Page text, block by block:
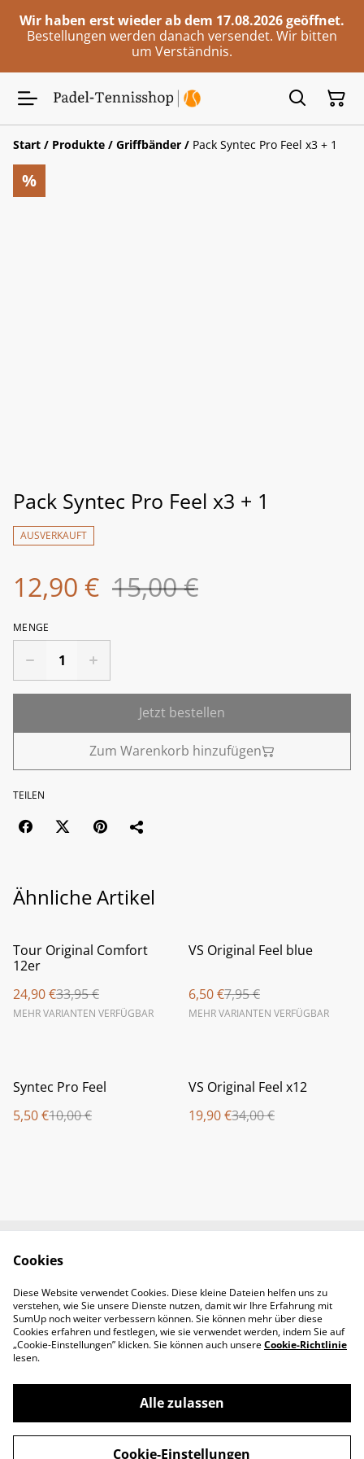
Wir haben erst wieder ab dem 17.08.2026 geöffnet.
Bestellungen werden danach versendet. Wir bitten
um Verständnis.
Start / Produkte / Griffbänder / Pack Syntec Pro Feel x3 + 1
%
Pack Syntec Pro Feel x3 + 1
AUSVERKAUFT
12,90 € 15,00 €
MENGE
Jetzt bestellen
Zum Warenkorb hinzufügen
TEILEN
Ähnliche Artikel
%
Tour Original Comfort
12er
24,90 €33,95 €
MEHR VARIANTEN VERFÜGBAR
%
VS Original Feel blue
6,50 €7,95 €
MEHR VARIANTEN VERFÜGBAR
%
Syntec Pro Feel
5,50 €10,00 €
%
VS Original Feel x12
19,90 €34,00 €
Legal Terms
Privacy Policy
Cookie Policy
©2026Padel-Tennisshop
Cookies
Diese Website verwendet Cookies. Diese kleine Dateien helfen uns zu
verstehen, wie Sie unsere Dienste nutzen, damit wir Ihre Erfahrung mit
SumUp noch weiter verbessern können. Sie können mehr über diese
Cookies erfahren und festlegen, wie sie verwendet werden, indem Sie auf
„Cookie-Einstellungen” klicken. Sie können auch unsereCookie-Richtlinie
lesen.
Alle zulassen
Cookie-Einstellungen